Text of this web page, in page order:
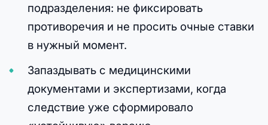
подразделения: не фиксировать
противоречия и не просить очные ставки
в нужный момент.
Запаздывать с медицинскими
документами и экспертизами, когда
следствие уже сформировало